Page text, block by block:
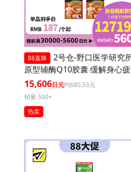
88直降
2号仓-野口医学研究
原型辅酶Q10胶囊 缓解身心
强健心肌 60粒 3个装
15,606日元约680.53元
销量 500+
热卖